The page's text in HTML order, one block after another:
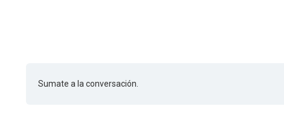
Sumate a la conversación.